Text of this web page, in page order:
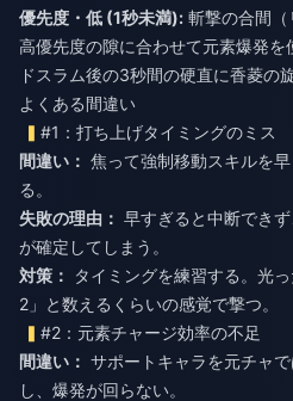
優先度・低 (1秒未満): 斬撃の合間（
高優先度の隙に合わせて元素爆発
ドスラム後の3秒間の硬直に香菱の
よくある間違い
#1：打ち上げタイミングのミス
間違い： 焦って強制移動スキルを
る。
失敗の理由： 早すぎると中断でき
が確定してしまう。
対策：
タイミングを練習する。光
2」と数えるくらいの感覚で撃つ。
#2：元素チャージ効率の不足
間違い： サポートキャラを元チャ
し、爆発が回らない。